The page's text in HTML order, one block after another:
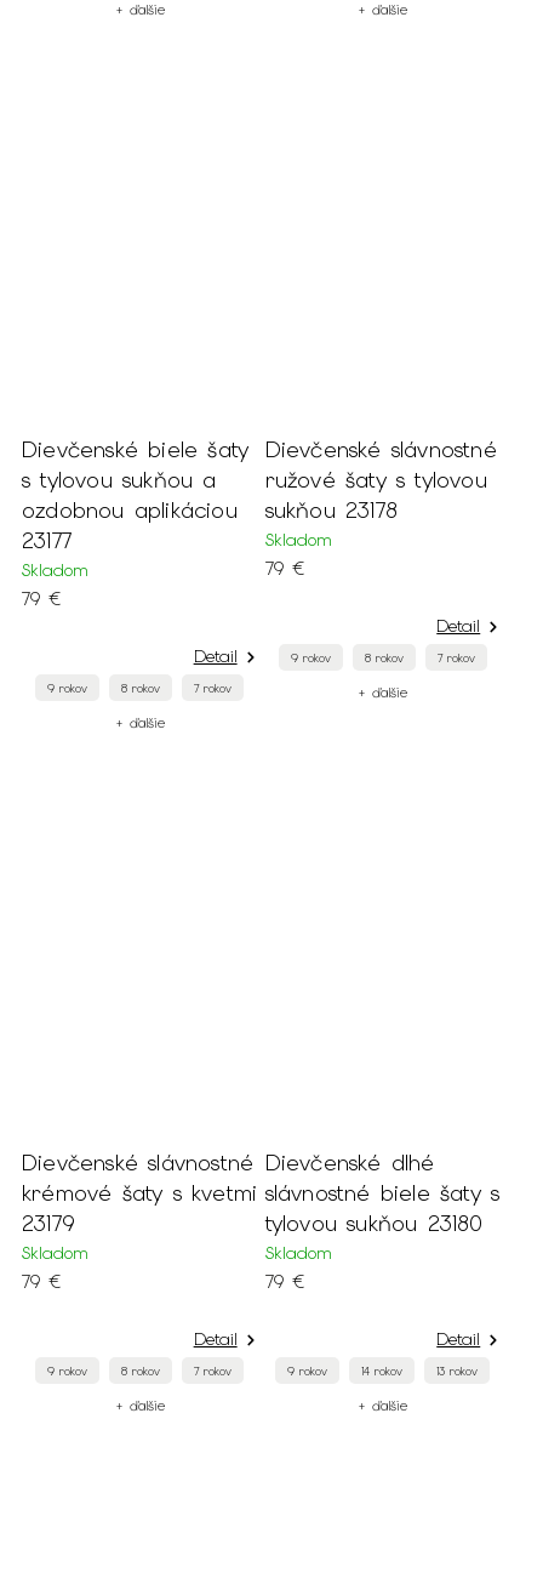
+ ďalšie + ďalšie
Dievčenské biele šaty
s tylovou sukňou a
ozdobnou aplikáciou
23177
Skladom
79 €
Detail
9 rokov 8 rokov 7 rokov
+ ďalšie
Dievčenské slávnostné
ružové šaty s tylovou
sukňou 23178
Skladom
79 €
Detail
9 rokov 8 rokov 7 rokov
+ ďalšie
Dievčenské slávnostné
krémové šaty s kvetmi
23179
Skladom
79 €
Detail
9 rokov 8 rokov 7 rokov
+ ďalšie
Dievčenské dlhé
slávnostné biele šaty s
tylovou sukňou 23180
Skladom
79 €
Detail
9 rokov 14 rokov 13 rokov
+ ďalšie